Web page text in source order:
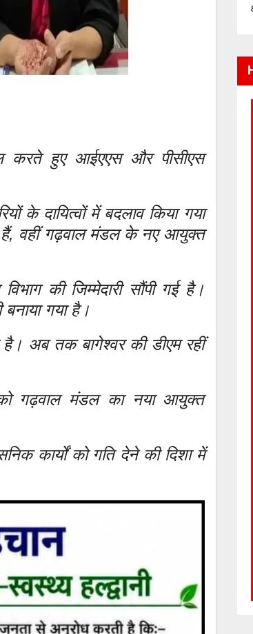
करते हुए आईएएस और पीसीएस
के दायित्वों में बदलाव किया गया
हैं, वहीं गढ़वाल मंडल के नए आयुक्त
की जिम्मेदारी सौंपी गई है।
गया है।
है। अब तक बागेश्वर की डीएम रहीं
गढ़वाल मंडल का नया आयुक्त
कार्यों को गति देने की दिशा में